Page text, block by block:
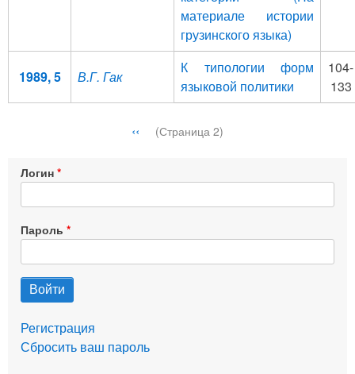
материале истории
грузинского язы­ка)
1989, 5 В.Г. Гак
К типологии форм
языковой политики
104-
133
←
‹‹ (Страница 2)
Логин
Пароль
Регистрация
Сбросить ваш пароль